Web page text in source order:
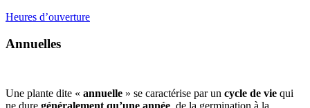
Heures d’ouverture
Annuelles
Une plante dite « annuelle » se caractérise par un cycle de vie qui